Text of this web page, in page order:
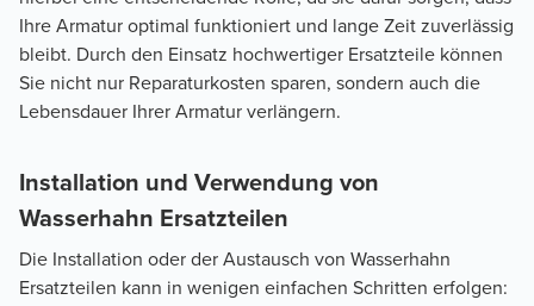
Ihre Armatur optimal funktioniert und lange Zeit zuverlässig
bleibt. Durch den Einsatz hochwertiger Ersatzteile können
Sie nicht nur Reparaturkosten sparen, sondern auch die
Lebensdauer Ihrer Armatur verlängern.
Installation und Verwendung von
Wasserhahn Ersatzteilen
Die Installation oder der Austausch von Wasserhahn
Ersatzteilen kann in wenigen einfachen Schritten erfolgen: